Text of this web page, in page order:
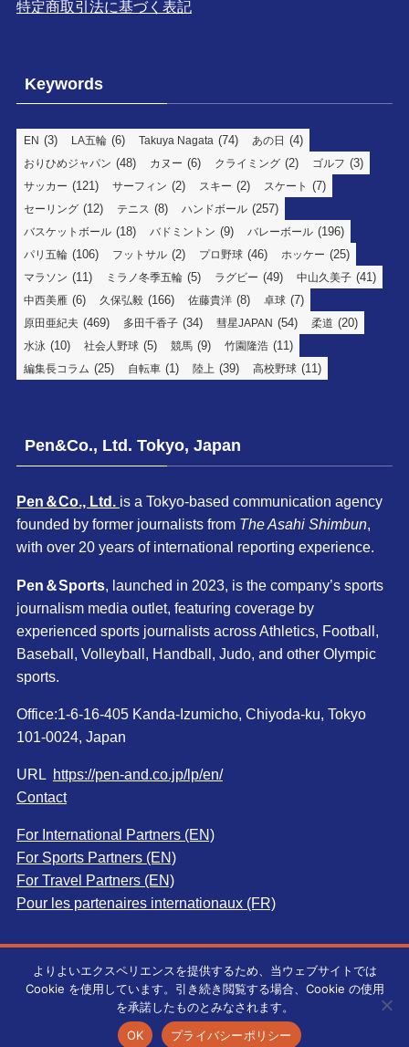
特定商取引法に基づく表記
Keywords
EN (3) LA五輪 (6) Takuya Nagata (74) あの日 (4)
おりひめジャパン (48) カヌー (6) クライミング (2) ゴルフ (3)
サッカー (121) サーフィン (2) スキー (2) スケート (7)
セーリング (12) テニス (8) ハンドボール (257)
バスケットボール (18) バドミントン (9) バレーボール (196)
パリ五輪 (106) フットサル (2) プロ野球 (46) ホッケー (25)
マラソン (11) ミラノ冬季五輪 (5) ラグビー (49) 中山久美子 (41)
中西美雁 (6) 久保弘毅 (166) 佐藤貴洋 (8) 卓球 (7)
原田亜紀夫 (469) 多田千香子 (34) 彗星JAPAN (54) 柔道 (20)
水泳 (10) 社会人野球 (5) 競馬 (9) 竹園隆浩 (11)
編集長コラム (25) 自転車 (1) 陸上 (39) 高校野球 (11)
Pen&Co., Ltd. Tokyo, Japan
Pen＆Co., Ltd. is a Tokyo-based communication agency
founded by former journalists from The Asahi Shimbun,
with over 20 years of international reporting experience.
Pen＆Sports, launched in 2023, is the company’s sports
journalism media outlet, featuring coverage by
experienced sports journalists across Athletics, Football,
Baseball, Volleyball, Handball, Judo, and other Olympic
sports.
Office:1-6-16-405 Kanda-Izumicho, Chiyoda-ku, Tokyo
101-0024, Japan
URL https://pen-and.co.jp/lp/en/
Contact
For International Partners (EN)
For Sports Partners (EN)
For Travel Partners (EN)
Pour les partenaires internationaux (FR)
© Pen＆Co., Ltd. All rights reserved.無断転載を禁じます。
よりよいエクスペリエンスを提供するため、当ウェブサイトでは
Cookie を使用しています。引き続き閲覧する場合、Cookie の使用
を承諾したものとみなされます。
OK
プライバシーポリシー